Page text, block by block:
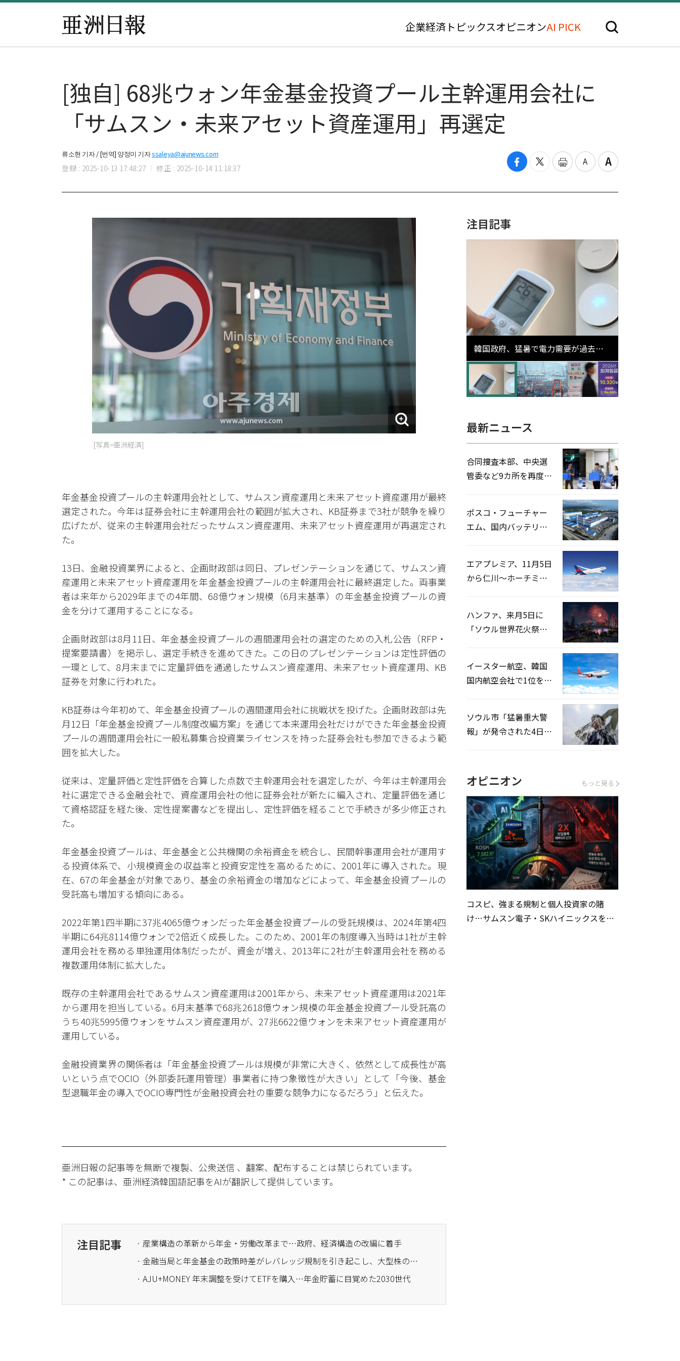
企業経済 トピックスオピニオンAI PICK
[独自] 68兆ウォン年金基金投資プール主幹運用会社に
「サムスン・未来アセット資産運用」再選定
류소현 기자 / [번역] 양정미 기자ssaleya@ajunews.com
登録 : 2025-10-13 17:48:27 修正 : 2025-10-14 11:18:37
[写真=亜洲経済]
年金基金投資プールの主幹運用会社として、サムスン資産運用と未来アセット資産運用が最終
選定された。今年は証券会社に主幹運用会社の範囲が拡大され、KB証券まで3社が競争を繰り
広げたが、従来の主幹運用会社だったサムスン資産運用、未来アセット資産運用が再選定され
た。
13日、金融投資業界によると、企画財政部は同日、プレゼンテーションを通じて、サムスン資
産運用と未来アセット資産運用を年金基金投資プールの主幹運用会社に最終選定した。両事業
者は来年から2029年までの4年間、68億ウォン規模（6月末基準）の年金基金投資プールの資
金を分けて運用することになる。
企画財政部は8月11日、年金基金投資プールの週間運用会社の選定のための入札公告（RFP・
提案要請書）を掲示し、選定手続きを進めてきた。この日のプレゼンテーションは定性評価の
一環として、8月末までに定量評価を通過したサムスン資産運用、未来アセット資産運用、KB
証券を対象に行われた。
KB証券は今年初めて、年金基金投資プールの週間運用会社に挑戦状を投げた。企画財政部は先
月12日「年金基金投資プール制度改編方案」を通じて本来運用会社だけができた年金基金投資
プールの週間運用会社に一般私募集合投資業ライセンスを持った証券会社も参加できるよう範
囲を拡大した。
従来は、定量評価と定性評価を合算した点数で主幹運用会社を選定したが、今年は主幹運用会
社に選定できる金融会社で、資産運用会社の他に証券会社が新たに編入され、定量評価を通じ
て資格認証を経た後、定性提案書などを提出し、定性評価を経ることで手続きが多少修正され
た。
年金基金投資プールは、年金基金と公共機関の余裕資金を統合し、民間幹事運用会社が運用す
る投資体系で、小規模資金の収益率と投資安定性を高めるために、2001年に導入された。現
在、67の年金基金が対象であり、基金の余裕資金の増加などによって、年金基金投資プールの
受託高も増加する傾向にある。
2022年第1四半期に37兆4065億ウォンだった年金基金投資プールの受託規模は、2024年第4四
半期に64兆8114億ウォンで2倍近く成長した。このため、2001年の制度導入当時は1社が主幹
運用会社を務める単独運用体制だったが、資金が増え、2013年に2社が主幹運用会社を務める
複数運用体制に拡大した。
既存の主幹運用会社であるサムスン資産運用は2001年から、未来アセット資産運用は2021年
から運用を担当している。6月末基準で68兆2618億ウォン規模の年金基金投資プール受託高の
うち40兆5995億ウォンをサムスン資産運用が、27兆6622億ウォンを未来アセット資産運用が
運用している。
金融投資業界の関係者は「年金基金投資プールは規模が非常に大きく、依然として成長性が高
いという点でOCIO（外部委託運用管理）事業者に持つ象徴性が大きい」として「今後、基金
型退職年金の導入でOCIO専門性が金融投資会社の重要な競争力になるだろう」と伝えた。
亜洲日報の記事等を無断で複製、公衆送信 、翻案、配布することは禁じられています。
* この記事は、亜洲経済韓国語記事をAIが翻訳して提供しています。
注目記事
· 産業構造の革新から年金・労働改革まで…政府、経済構造の改編に着手
· 金融当局と年金基金の政策時差がレバレッジ規制を引き起こし、大型株の下方変動性を高めた
· AJU+MONEY 年末調整を受けてETFを購入…年金貯蓄に目覚めた2030世代
注目記事
韓国政府、猛暑で電力需要が過去最
高更新の可能性に需給対応体制を点
検
最新ニュース
合同捜査本部、中央選
管委など9カ所を再度家
ポスコ・フューチャー
エム、国内バッテリー
エアプレミア、11月5日
から仁川〜ホーチミン
ハンファ、来月5日に
「ソウル世界花火祭り
イースター航空、韓国
国内航空会社で1位を記
ソウル市「猛暑重大警
報」が発令された4日、
オピニオン もっと見る
コスピ、強まる規制と個人投資家の賭
け…サムスン電子・SKハイニックスを巡